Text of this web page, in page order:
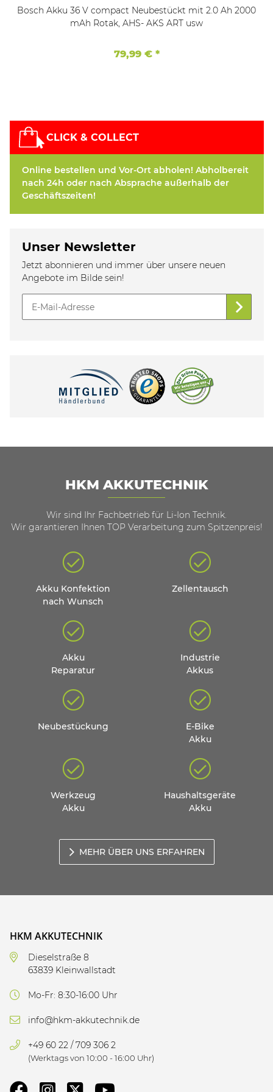
Bosch Akku 36 V compact Neubestückt mit 2.0 Ah 2000
mAh Rotak, AHS- AKS ART usw
79,99 € *
CLICK & COLLECT
Online bestellen und Vor-Ort abholen! Abholbereit
nach 24h oder nach Absprache außerhalb der
Geschäftszeiten!
Unser Newsletter
Jetzt abonnieren und immer über unsere neuen
Angebote im Bilde sein!
HKM AKKUTECHNIK
Wir sind Ihr Fachbetrieb für Li-Ion Technik.
Wir garantieren Ihnen TOP Verarbeitung zum Spitzenpreis!
Akku Konfektion
nach Wunsch
Zellentausch
Akku
Reparatur
Industrie
Akkus
Neubestückung
E-Bike
Akku
Werkzeug
Akku
Haushaltsgeräte
Akku
MEHR ÜBER UNS ERFAHREN
HKM AKKUTECHNIK
Dieselstraße 8
63839 Kleinwallstadt
Mo-Fr: 8:30-16:00 Uhr
info@hkm-akkutechnik.de
+49 60 22 / 709 306 2
(Werktags von 10:00 - 16:00 Uhr)